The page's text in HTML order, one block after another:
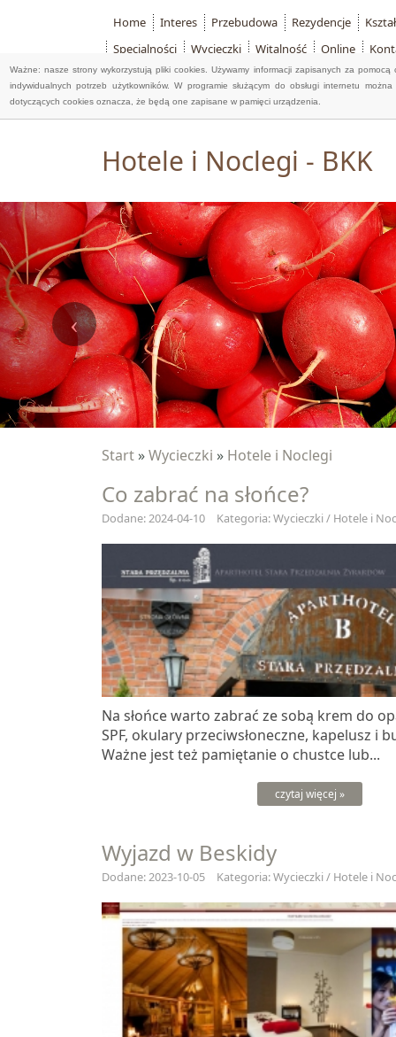
Ważne: nasze strony wykorzystują pliki cookies. Używamy informacji zapisanych za
indywidualnych potrzeb użytkowników. W programie służącym do obsługi internetu
dotyczących cookies oznacza, że będą one zapisane w pamięci urządzenia.
Hotele i Noclegi - BKK
Start »Wycieczki » Hotele i Noclegi
Co zabrać na słońce?
Dodane: 2024-04-10 Kategoria: Wycieczki / Hotele i
Na słońce warto zabrać ze sobą krem do
SPF, okulary przeciwsłoneczne, kapelusz i
Ważne jest też pamiętanie o chustce lub...
czytaj więcej »
Wyjazd w Beskidy
Dodane: 2023-10-05 Kategoria: Wycieczki / Hotele i
Home Interes Przebudowa Rezydencje
Specjalności
Wycieczki Witalność Online